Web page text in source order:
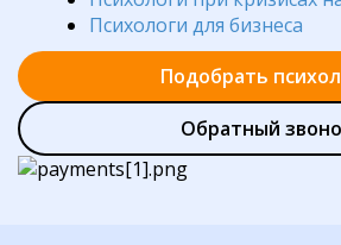
Психологи для бизнеса
Подобрать
Обратный